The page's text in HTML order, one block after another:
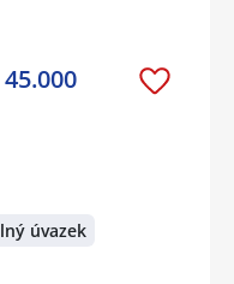
úvazek